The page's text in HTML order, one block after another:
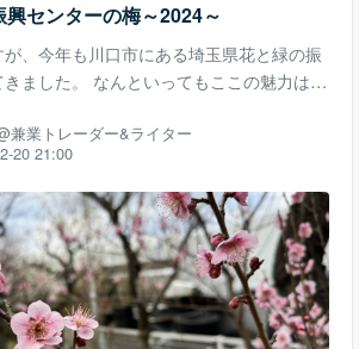
センターの梅～2024～
、今年も川口市にある埼玉県花と緑の振
ました。 なんといってもここの魅力は、
見られること（笑） あと、高速も近いので
とができるのも、おすすめポイントで
り、春以外は門が閉ざされております。
、さまざまな種類の梅がほぼ満開でし
近く、地域柄大型トラックの駐車場も多い
れますね。 川口は、無料でキレイな花を
いので、いい街です。 こ
兼業トレーダー&ライター
20 21:00